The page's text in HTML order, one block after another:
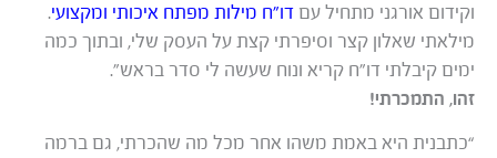
וקידום אורגני מתחיל עם דו”ח מילות מפתח איכותי ומקצועי.
מילאתי שאלון קצר וסיפרתי קצת על העסק שלי, ובתוך כמה
ימים קיבלתי דו”ח קריא ונוח שעשה לי סדר בראש”.
זהו, התמכרתי!
“כתבנית היא באמת משהו אחר מכל מה שהכרתי, גם ברמה